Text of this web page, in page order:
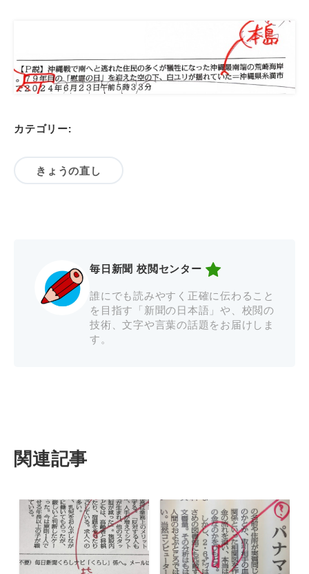
カテゴリー:
きょうの直し
毎日新聞 校閲センター
誰にでも読みやすく正確に伝わること
を目指す「新聞の日本語」や、校閲の
技術、文字や言葉の話題をお届けしま
す。
関連記事